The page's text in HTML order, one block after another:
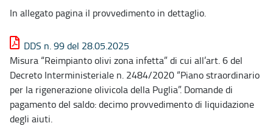
In allegato pagina il provvedimento in dettaglio.
DDS n. 99 del 28.05.2025
Misura “Reimpianto olivi zona infetta” di cui all’art. 6 del
Decreto Interministeriale n. 2484/2020 “Piano straordinario
per la rigenerazione olivicola della Puglia”. Domande di
pagamento del saldo: decimo provvedimento di liquidazione
degli aiuti.